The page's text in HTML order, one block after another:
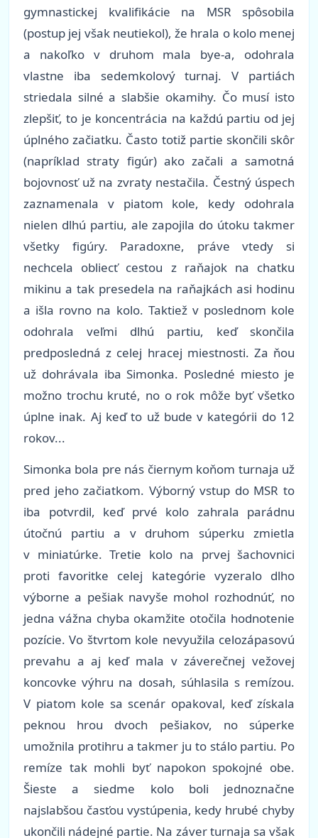
gymnastickej kvalifikácie na MSR spôsobila
(postup jej však neutiekol), že hrala o kolo menej
a nakoľko v druhom mala bye-a, odohrala
vlastne iba sedemkolový turnaj. V partiách
striedala silné a slabšie okamihy. Čo musí isto
zlepšiť, to je koncentrácia na každú partiu od jej
úplného začiatku. Často totiž partie skončili skôr
(napríklad straty figúr) ako začali a samotná
bojovnosť už na zvraty nestačila. Čestný úspech
zaznamenala v piatom kole, kedy odohrala
nielen dlhú partiu, ale zapojila do útoku takmer
všetky figúry. Paradoxne, práve vtedy si
nechcela obliecť cestou z raňajok na chatku
mikinu a tak presedela na raňajkách asi hodinu
a išla rovno na kolo. Taktiež v poslednom kole
odohrala veľmi dlhú partiu, keď skončila
predposledná z celej hracej miestnosti. Za ňou
už dohrávala iba Simonka. Posledné miesto je
možno trochu kruté, no o rok môže byť všetko
úplne inak. Aj keď to už bude v kategórii do 12
rokov...
Simonka bola pre nás čiernym koňom turnaja už
pred jeho začiatkom. Výborný vstup do MSR to
iba potvrdil, keď prvé kolo zahrala parádnu
útočnú partiu a v druhom súperku zmietla
v miniatúrke. Tretie kolo na prvej šachovnici
proti favoritke celej kategórie vyzeralo dlho
výborne a pešiak navyše mohol rozhodnúť, no
jedna vážna chyba okamžite otočila hodnotenie
pozície. Vo štvrtom kole nevyužila celozápasovú
prevahu a aj keď mala v záverečnej vežovej
koncovke výhru na dosah, súhlasila s remízou.
V piatom kole sa scenár opakoval, keď získala
peknou hrou dvoch pešiakov, no súperke
umožnila protihru a takmer ju to stálo partiu. Po
remíze tak mohli byť napokon spokojné obe.
Šieste a siedme kolo boli jednoznačne
najslabšou časťou vystúpenia, kedy hrubé chyby
ukončili nádejné partie. Na záver turnaja sa však